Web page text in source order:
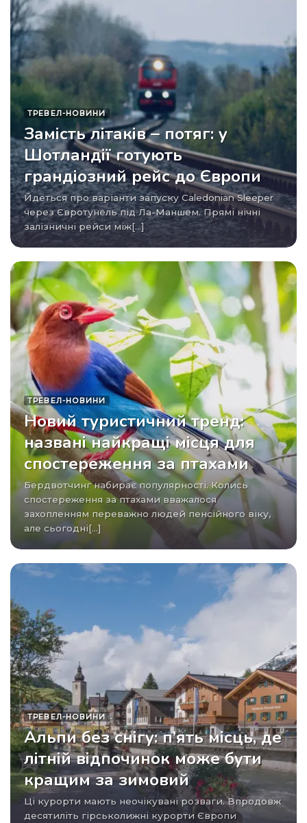
ТРЕВЕЛ-НОВИНИ
Замість літаків – потяг: у
Шотландії готують
грандіозний рейс до Європи
Йдеться про варіанти запуску Caledonian Sleeper
через Євротунель під Ла-Маншем. Прямі нічні
залізничні рейси між[...]
ТРЕВЕЛ-НОВИНИ
Новий туристичний тренд:
названі найкращі місця для
спостереження за птахами
Бердвотчинг набирає популярності. Колись
спостереження за птахами вважалося
захопленням переважно людей пенсійного віку,
але сьогодні[...]
ТРЕВЕЛ-НОВИНИ
Альпи без снігу: п’ять місць, де
літній відпочинок може бути
кращим за зимовий
Ці курорти мають неочікувані розваги. Впродовж
десятиліть гірськолижні курорти Європи